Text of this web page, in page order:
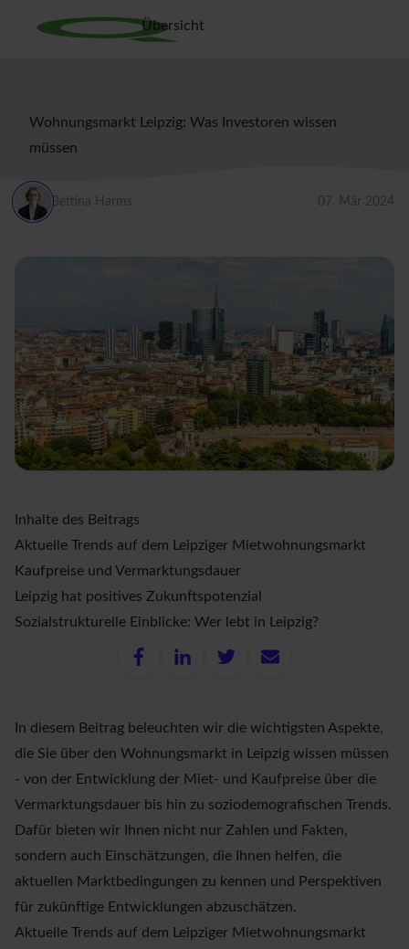
Übersicht
Wohnungsmarkt Leipzig: Was Investoren wissen
müssen
Bettina Harms 07. Mär 2024
Inhalte des Beitrags
Aktuelle Trends auf dem Leipziger Mietwohnungsmarkt
Kaufpreise und Vermarktungsdauer
Leipzig hat positives Zukunftspotenzial
Sozialstrukturelle Einblicke: Wer lebt in Leipzig?
In diesem Beitrag beleuchten wir die wichtigsten Aspekte,
die Sie über den Wohnungsmarkt in Leipzig wissen müssen
- von der Entwicklung der Miet- und Kaufpreise über die
Vermarktungsdauer bis hin zu soziodemografischen Trends.
Dafür bieten wir Ihnen nicht nur Zahlen und Fakten,
sondern auch Einschätzungen, die Ihnen helfen, die
aktuellen Marktbedingungen zu kennen und Perspektiven
für zukünftige Entwicklungen abzuschätzen.
Aktuelle Trends auf dem Leipziger Mietwohnungsmarkt